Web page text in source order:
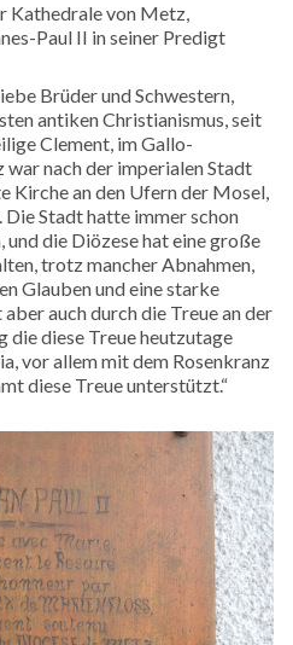
Kathedrale von Metz,
Paul II in seiner Predigt
Brüder und Schwestern,
antiken Christianismus, seit
Clement, im Gallo-
nach der imperialen Stadt
Kirche an den Ufern der Mosel,
Stadt hatte immer schon
und die Diözese hat eine große
trotz mancher Abnahmen,
Glauben und eine starke
auch durch die Treue an der
die diese Treue heutzutage
vor allem mit dem Rosenkranz
diese Treue unterstützt.“